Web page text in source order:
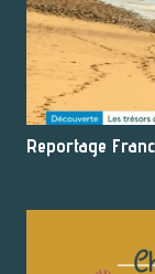
Reportage